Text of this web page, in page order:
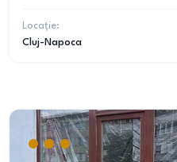
Locație:
Cluj-Napoca